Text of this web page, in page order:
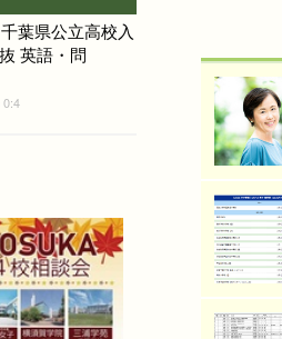
葉県公立高校入
英語・問
0:4